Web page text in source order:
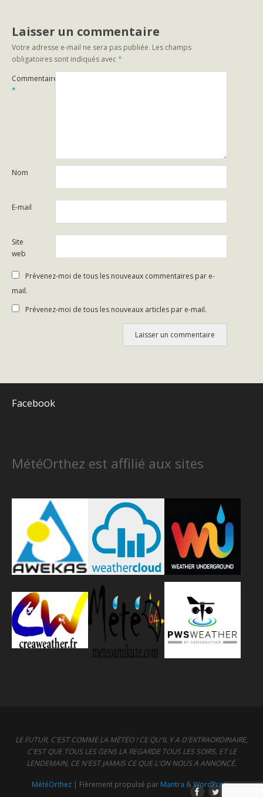
Laisser un commentaire
Votre adresse e-mail ne sera pas publiée. Les champs
obligatoires sont indiqués avec*
Commentaire
*
Nom
E-mail
Site
web
Prévenez-moi de tous les nouveaux commentaires par e-
mail.
Prévenez-moi de tous les nouveaux articles par e-mail.
Facebook
MétéOrthez est affilié aux sites
LE FUTUR, C'EST COMME LA MÉTÉO ! CE QU'IL Y A D'EXTRAORDINAIRE,
C'EST QUE TOUS LES GENS LA REGARDE TOUS LES SOIRS, ET LE
LENDEMAIN, CE N'EST JAMAIS CE QUE L'ON NOUS A ANNONCÉ.
MétéOrthez| Fièrement propulsé par Mantra &WordPress.